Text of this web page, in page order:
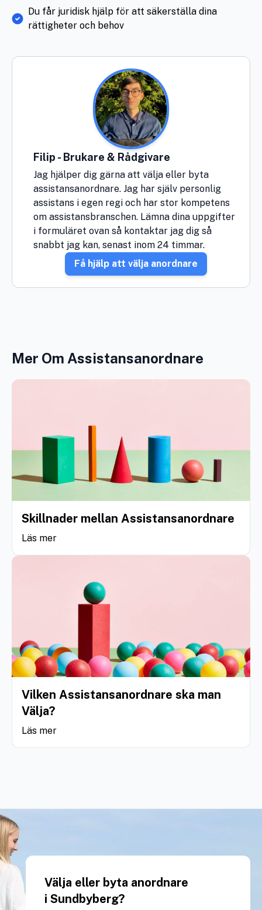
Du får juridisk hjälp för att säkerställa dina
rättigheter och behov
Filip - Brukare & Rådgivare
Jag hjälper dig gärna att välja eller byta
assistansanordnare. Jag har själv personlig
assistans i egen regi och har stor kompetens
om assistansbranschen. Lämna dina uppgifter
i formuläret ovan så kontaktar jag dig så
snabbt jag kan, senast inom 24 timmar.
Få hjälp att välja anordnare
Mer Om Assistansanordnare
Skillnader mellan Assistansanordnare
Läs mer
Vilken Assistansanordnare ska man
Välja?
Läs mer
Välja eller byta anordnare
i Sundbyberg?